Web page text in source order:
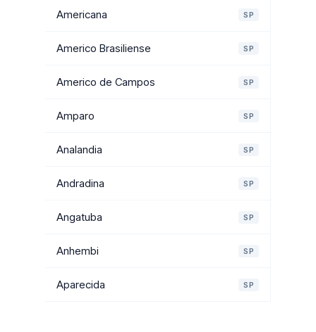
Americana SP
Americo Brasiliense SP
Americo de Campos SP
Amparo SP
Analandia SP
Andradina SP
Angatuba SP
Anhembi SP
Aparecida SP